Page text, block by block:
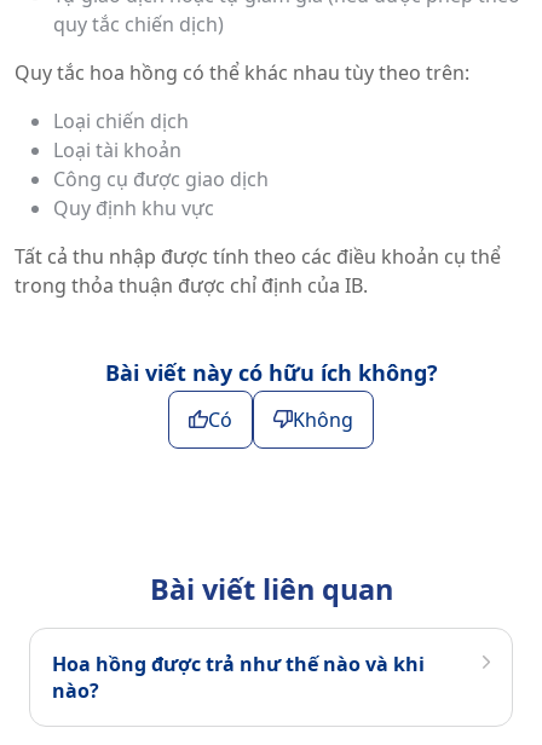
quy tắc chiến dịch)
Quy tắc hoa hồng có thể khác nhau tùy theo trên:
Loại chiến dịch
Loại tài khoản
Công cụ được giao dịch
Quy định khu vực
Tất cả thu nhập được tính theo các điều khoản cụ thể
trong thỏa thuận được chỉ định của IB.
Bài viết này có hữu ích không?
Có Không
Bài viết liên quan
Hoa hồng được trả như thế nào và khi
nào?